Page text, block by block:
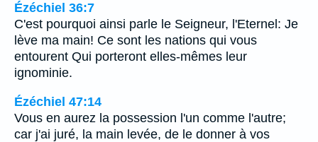
Ézéchiel 36:7
C'est pourquoi ainsi parle le Seigneur, l'Eternel: Je
lève ma main! Ce sont les nations qui vous
entourent Qui porteront elles-mêmes leur
ignominie.
Ézéchiel 47:14
Vous en aurez la possession l'un comme l'autre;
car j'ai juré, la main levée, de le donner à vos